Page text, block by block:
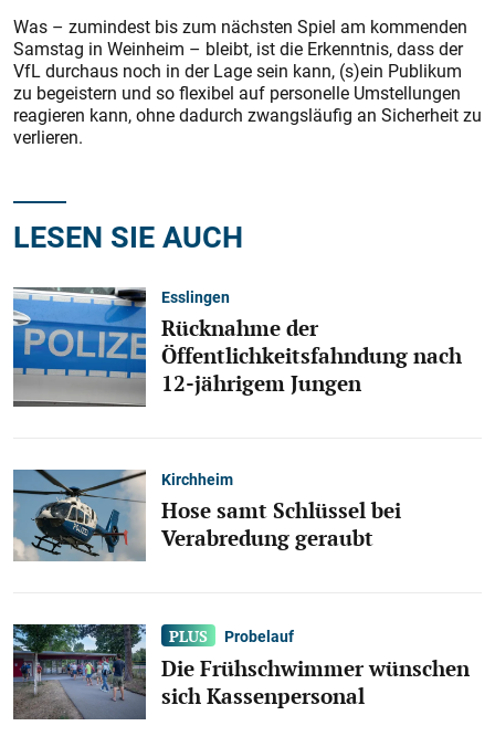
Was – zumindest bis zum nächs­ten Spiel am kommenden
Samstag in Weinheim – bleibt, ist die Erkenntnis, dass der
VfL durchaus noch in der Lage sein kann, (s)ein Publikum
zu begeistern und so flexibel auf personelle Umstellungen
reagieren kann, ohne dadurch zwangsläufig an Sicherheit zu
verlieren.
LESEN SIE AUCH
Esslingen
Rücknahme der
Öffentlichkeitsfahndung nach
12-jährigem Jungen
Kirchheim
Hose samt Schlüssel bei
Verabredung geraubt
Probelauf
Die Frühschwimmer wünschen
sich Kassenpersonal